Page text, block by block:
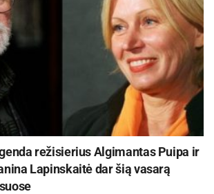
režisierius Algimantas Puipa ir
Lapinskaitė dar šią vasarą